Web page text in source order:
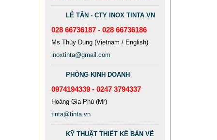
685.700 VNĐ
Mẫu: COT INOX 304 SUS
LỄ TÂN - CTY INOX TINTA VN
028 66736187 - 028 66736186
Ms Thùy Dung (Vietnam / English)
inoxtinta@gmail.com
PHÒNG KINH DOANH
0974194339 - 0247 3794337
Hoàng Gia Phú (Mr)
tinta@tinta.vn
KỸ THUẬT THIẾT KẾ BẢN VẼ